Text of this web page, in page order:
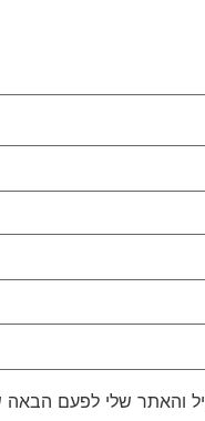
והאתר שלי לפעם הבאה